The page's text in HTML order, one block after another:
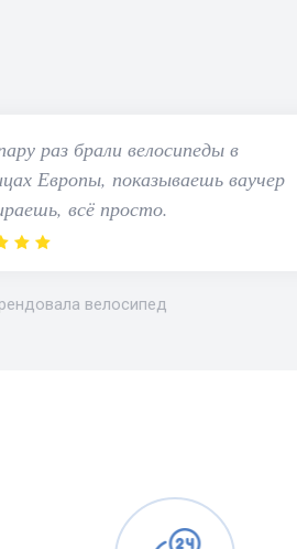
раз брали велосипеды в
Европы, показываешь ваучер
всё просто.
велосипед